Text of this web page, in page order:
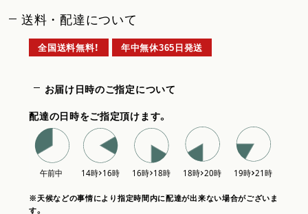
送料・配達について
全国送料無料！ 年中無休365日発送
お届け日時のご指定について
配達の日時をご指定頂けます。
※天候などの事情により指定時間内に配達が出来ない場合がございま
す。